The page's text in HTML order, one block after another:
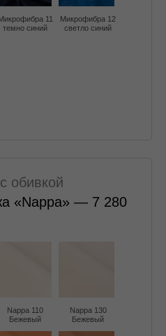
11
темно синий
Микрофибра 12
светло синий
обивкой
«Nappa» — 7 280
Nappa 110
Бежевый
Nappa 130
Бежевый